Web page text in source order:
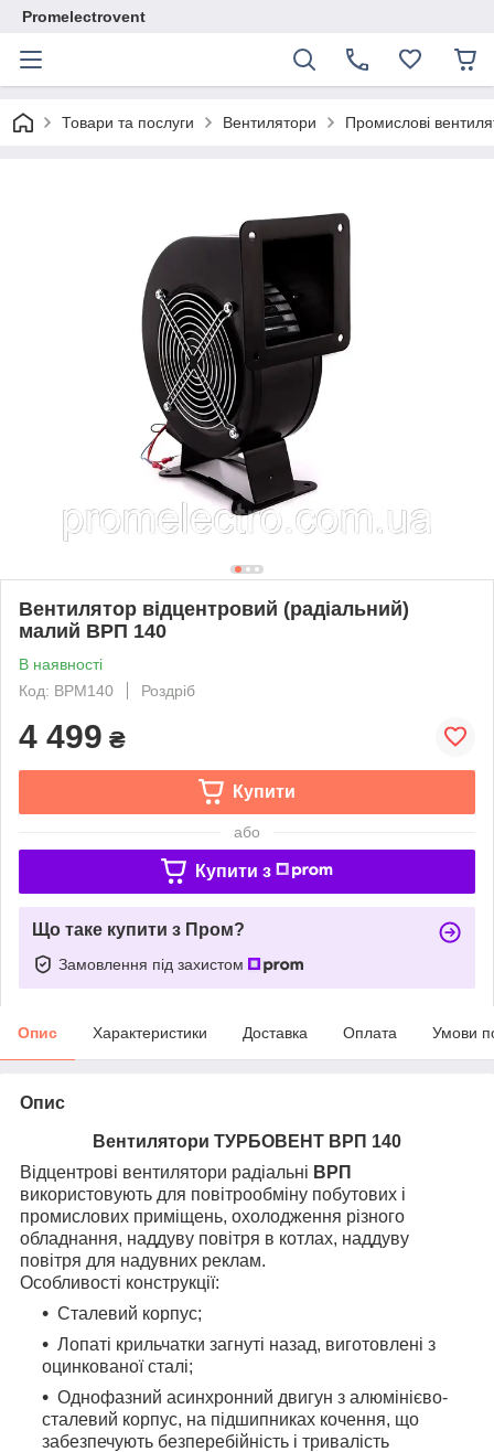
Promelectrovent
Товари та послуги Вентилятори Промислові
Вентилятор відцентровий (радіальний)
малий ВРП 140
В наявності
Код: ВРМ140
Роздріб
4 499 ₴
Купити
або
Купити з
Що таке купити з Пром?
Замовлення під захистом
Опис Характеристики Доставка Оплата Умови
Опис
Вентилятори ТУРБОВЕНТ ВРП 140
Відцентрові вентилятори радіальні ВРП
використовують для повітрообміну побутових і
промислових приміщень, охолодження різного
обладнання, наддуву повітря в котлах, наддуву
повітря для надувних реклам.
Особливості конструкції:
Сталевий корпус;
Лопаті крильчатки загнуті назад, виготовлені з
оцинкованої сталі;
Однофазний асинхронний двигун з алюмінієво-
сталевий корпус, на підшипниках кочення, що
забезпечують безперебійність і тривалість